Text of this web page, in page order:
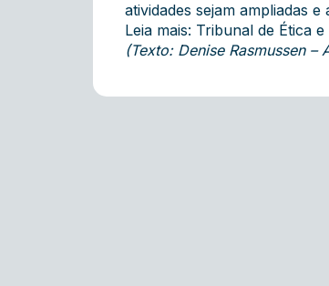
atividades sejam ampliadas
Leia mais: Tribunal de Ética
(Texto: Denise Rasmussen –